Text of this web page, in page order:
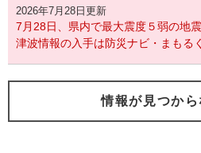
2026年7月28日更新
7月28日、県内で最大震度５弱の地
津波情報の入手は防災ナビ・まもる
情報が見つから